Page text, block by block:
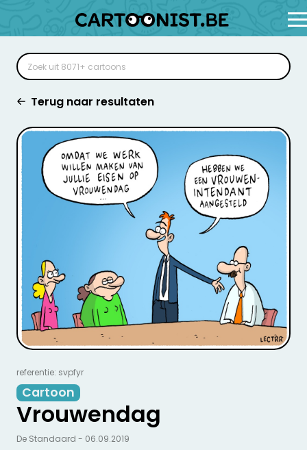
Terug naar resultaten
referentie: svpfyr
Cartoon
Vrouwendag
De Standaard - 06.09.2019